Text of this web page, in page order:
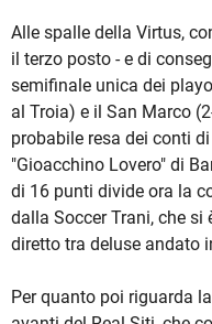
Alle spalle della Virtus,
il terzo posto - e di
semifinale unica dei
al Troia) e il San Marco
probabile resa dei conti
"Gioacchino Lovero" di
di 16 punti divide ora la
dalla Soccer Trani, che
diretto tra deluse andato
Per quanto poi riguarda